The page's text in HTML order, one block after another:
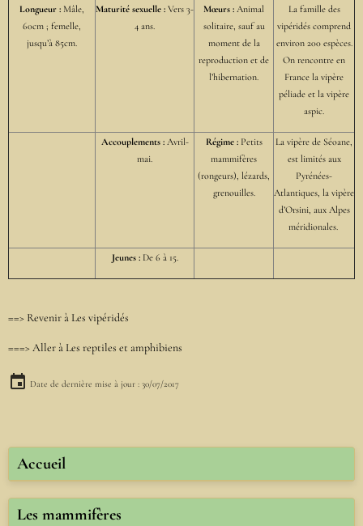
Longueur : Mâle,
60cm ; femelle,
jusqu’à 85cm.
Maturité sexuelle : Vers 3-
4 ans.
Mœurs : Animal
solitaire, sauf au
moment de la
reproduction et de
l’hibernation.
La famille des
vipéridés comprend
environ 200 espèces.
On rencontre en
France la vipère
péliade et la vipère
aspic.
Accouplements :Avril-
mai.
Régime :Petits
mammifères
(rongeurs), lézards,
grenouilles.
La vipère de Séoane,
est limités aux
Pyrénées-
Atlantiques, la vipère
d’Orsini, aux Alpes
méridionales.
Jeunes :De 6 à 15.
==> Revenir à Les vipéridés
===> Aller à Les reptiles et amphibiens
Date de dernière mise à jour : 30/07/2017
Accueil
Les mammifères